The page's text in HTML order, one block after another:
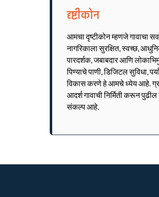
दृष्टीकोन
आमचा दृष्टीकोन म्हणजे गावाचा
नागरिकाला सुरक्षित, स्वच्छ,
पारदर्शक, जबाबदार आणि
पिण्याचे पाणी, डिजिटल सुविधा,
विकास करणे हे आमचे ध्येय आहे.
आदर्श गावाची निर्मिती करून
संकल्प आहे.